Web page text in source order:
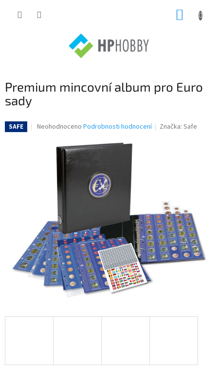
Premium mincovní album pro Euro
sady
SAFE
Průměrné
produktu
hvězdiček.
Neohodnoceno Podrobnosti hodnocení Značka:Safe